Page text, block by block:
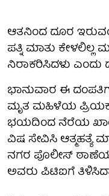
ಆತನಿಂದ ದೂರ
ಪತ್ನಿ ಮಾತು ಕೇಳಲಿಲ್ಲ
ನಿರಾಕರಿಸಿದಳು
ಭಾನುವಾರ ಈ
ಮೃತ ಮಹಿಳೆಯ ಪ್ರಿಯಕರ
ಭಯದಿಂದ ನೆರೆಯ
ವಿಷ ಸೇವಿಸಿ ಆತ್ಮಹತ್ಯೆ
ನಗರ ಪೊಲೀಸ್
ಅವರು ಪಿಟಿಐಗೆ